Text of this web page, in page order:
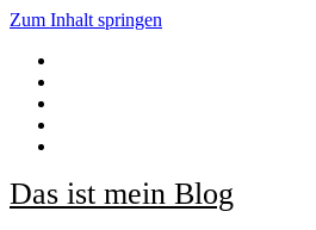
Zum Inhalt springen
Das ist mein Blog